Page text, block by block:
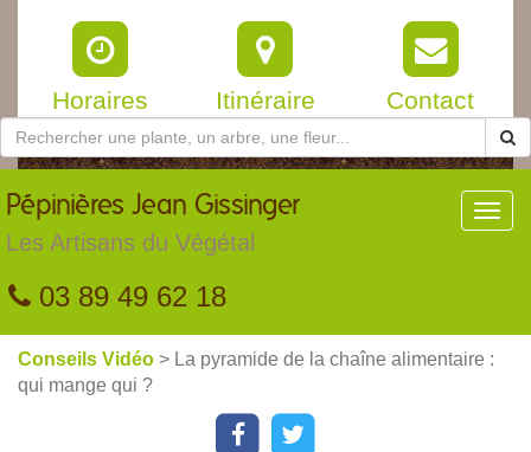
Horaires Itinéraire Contact
Pépinières Jean Gissinger
Les Artisans du Végétal
03 89 49 62 18
Conseils Vidéo > La pyramide de la chaîne alimentaire :
qui mange qui ?